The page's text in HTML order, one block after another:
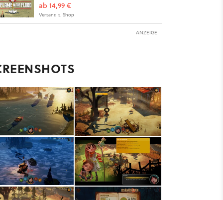
ab 14,99 €
Versand s. Shop
ANZEIGE